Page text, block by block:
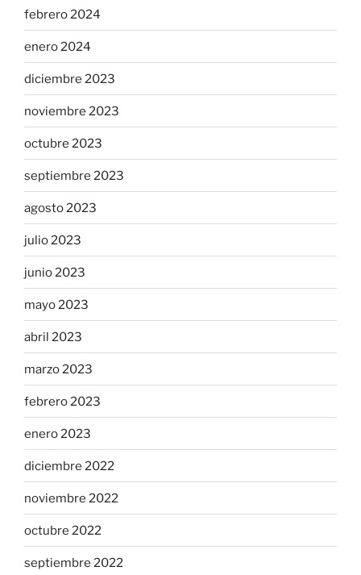
febrero 2024
enero 2024
diciembre 2023
noviembre 2023
octubre 2023
septiembre 2023
agosto 2023
julio 2023
junio 2023
mayo 2023
abril 2023
marzo 2023
febrero 2023
enero 2023
diciembre 2022
noviembre 2022
octubre 2022
septiembre 2022